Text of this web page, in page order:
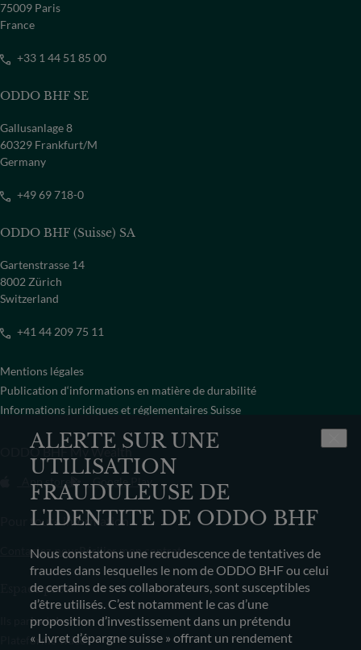
ALERTE SUR UNE
UTILISATION
FRAUDULEUSE DE
L'IDENTITE DE ODDO BHF
Nous constatons une recrudescence de tentatives de
fraudes dans lesquelles le nom de ODDO BHF ou celui
de certains de ses collaborateurs, sont susceptibles
d’être utilisés. C’est notamment le cas d’une
proposition d’investissement dans un prétendu
« Livret d’épargne suisse » offrant un rendement
75009 Paris
France
+33 1 44 51 85 00
ODDO BHF SE
Gallusanlage 8
60329 Frankfurt/M
Germany
+49 69 718-0
ODDO BHF (Suisse) SA
Gartenstrasse 14
8002 Zürich
Switzerland
+41 44 209 75 11
Mentions légales
Publication d‘informations en matière de durabilité
Informations juridiques et réglementaires Suisse
ODDO BHF My Wealth
App store Google Play
Pour toute information
Contactez-nousRésilier mon contrat
Espace presse
Ils parlent de nous
Plateforme vidéo